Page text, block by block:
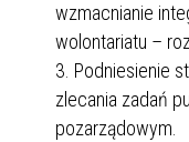
wzmacnianie
wolontariatu –
Podniesienie
zlecania zadań
pozarządowym.